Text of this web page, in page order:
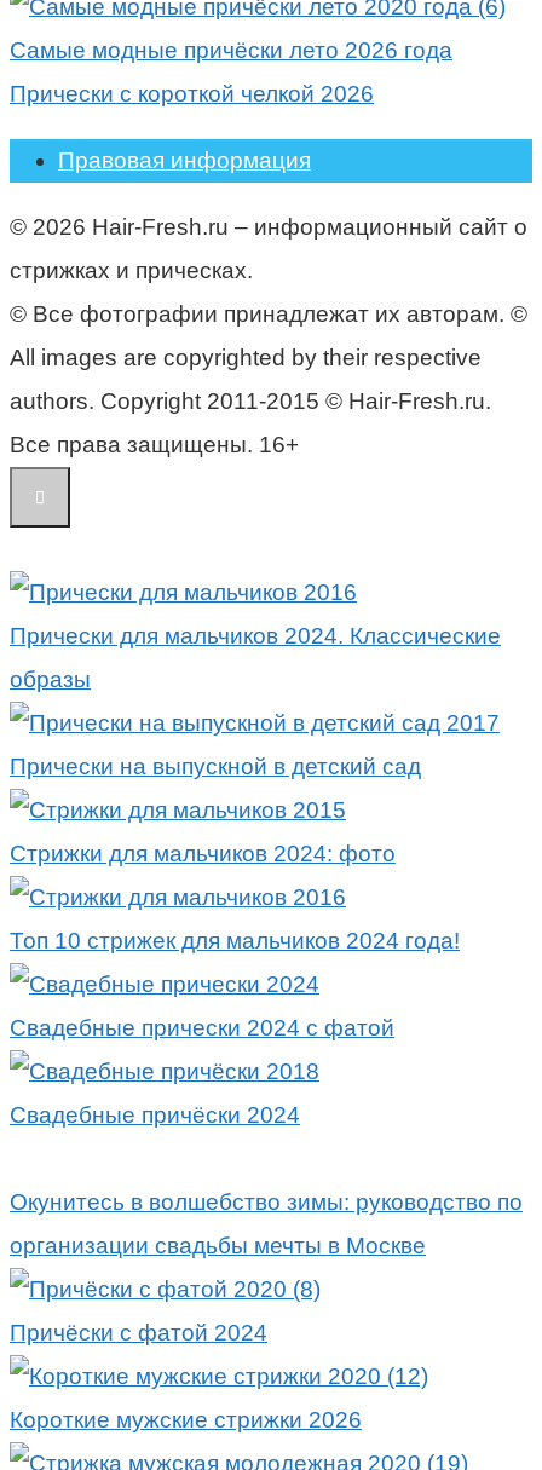
Самые модные причёски лето 2026 года
Прически с короткой челкой 2026
Правовая информация
© 2026 Hair-Fresh.ru – информационный сайт о
стрижках и прическах.
© Все фотографии принадлежат их авторам. ©
All images are copyrighted by their respective
authors. Copyright 2011-2015 © Hair-Fresh.ru.
Все права защищены. 16+
Прически для мальчиков 2024. Классические
образы
Прически на выпускной в детский сад
Стрижки для мальчиков 2024: фото
Топ 10 стрижек для мальчиков 2024 года!
Свадебные прически 2024 с фатой
Свадебные причёски 2024
Окунитесь в волшебство зимы: руководство по
организации свадьбы мечты в Москве
Причёски с фатой 2024
Короткие мужские стрижки 2026